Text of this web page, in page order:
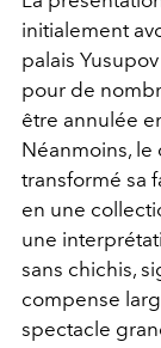
initialement
palais
pour de
être annulée
Néanmoins, le
transformé sa
en une
une
sans chichis,
compense
spectacle